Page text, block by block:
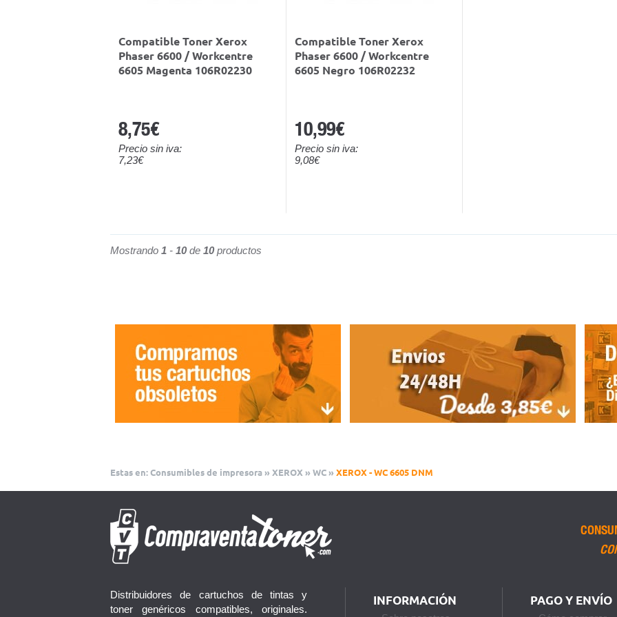
Compatible Toner Xerox
Phaser 6600 / Workcentre
6605 Magenta 106R02230
8,75€
Precio sin iva:
7,23€
Compatible Toner Xerox
Phaser 6600 / Workcentre
6605 Negro 106R02232
10,99€
Precio sin iva:
9,08€
Mostrando 1 - 10de 10productos
Estas en: Consumibles de impresora » XEROX » WC » XEROX - WC 6605 DNM
Distribuidores de cartuchos de tintas y
toner genéricos compatibles, originales.
INFORMACIÓN PAGO Y ENVÍO